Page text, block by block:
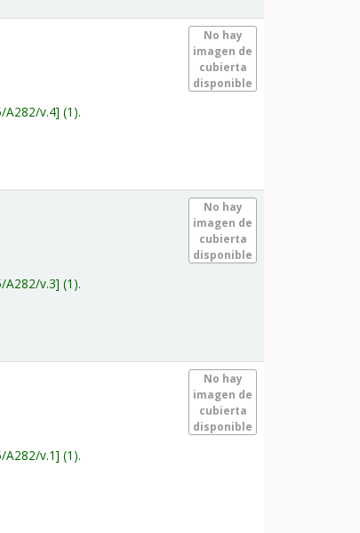
No hay
imagen de
cubierta
disponible
A282/v.4 (1).
No hay
imagen de
cubierta
disponible
A282/v.3 (1).
No hay
imagen de
cubierta
disponible
A282/v.1 (1).